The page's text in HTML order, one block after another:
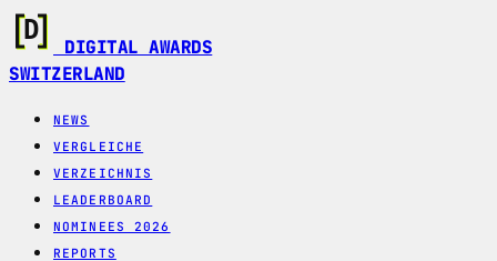
DIGITAL AWARDS
SWITZERLAND
NEWS
VERGLEICHE
VERZEICHNIS
LEADERBOARD
NOMINEES 2026
REPORTS